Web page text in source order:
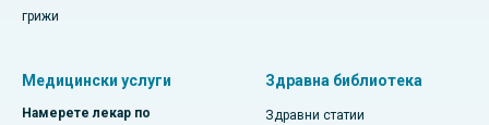
грижи
Медицински услуги
Намерете лекар по
Здравна библиотека
Здравни статии